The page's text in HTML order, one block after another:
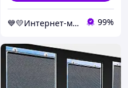
💙💛Интернет-магазин NaVubir - navubir.com.ua 🎁％🚚 ⤵ 99%